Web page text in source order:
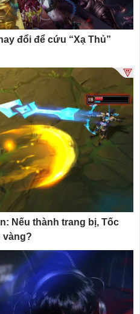
đổi để cứu “Xạ Thủ”
Nếu thành trang bị, Tốc
vàng?